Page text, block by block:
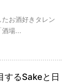
お酒好きタレン
酒場...
するSakeと日